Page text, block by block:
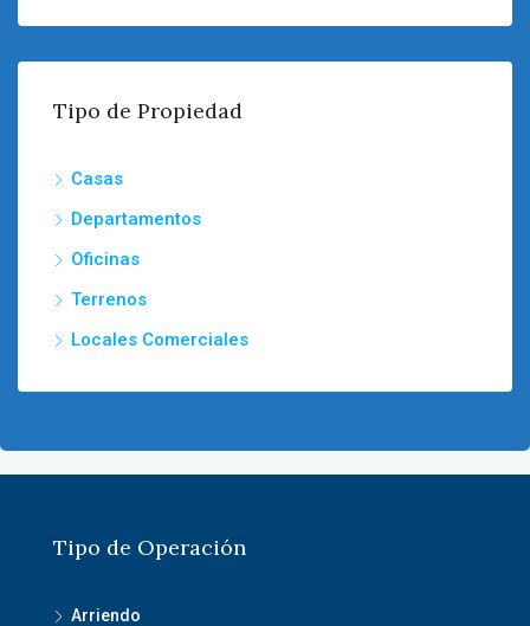
Tipo de Propiedad
Casas
Departamentos
Oficinas
Terrenos
Locales Comerciales
Tipo de Operación
Arriendo